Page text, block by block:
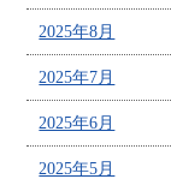
2025年8月
2025年7月
2025年6月
2025年5月